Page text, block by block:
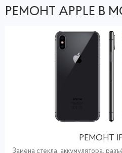
РЕМОНТ APPLE В
РЕМОНТ
Замена стекла, аккумулятора,